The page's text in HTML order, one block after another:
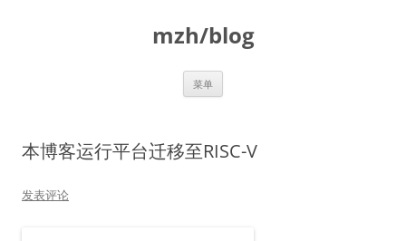
mzh/blog
菜单
本博客运行平台迁移至RISC-V
发表评论